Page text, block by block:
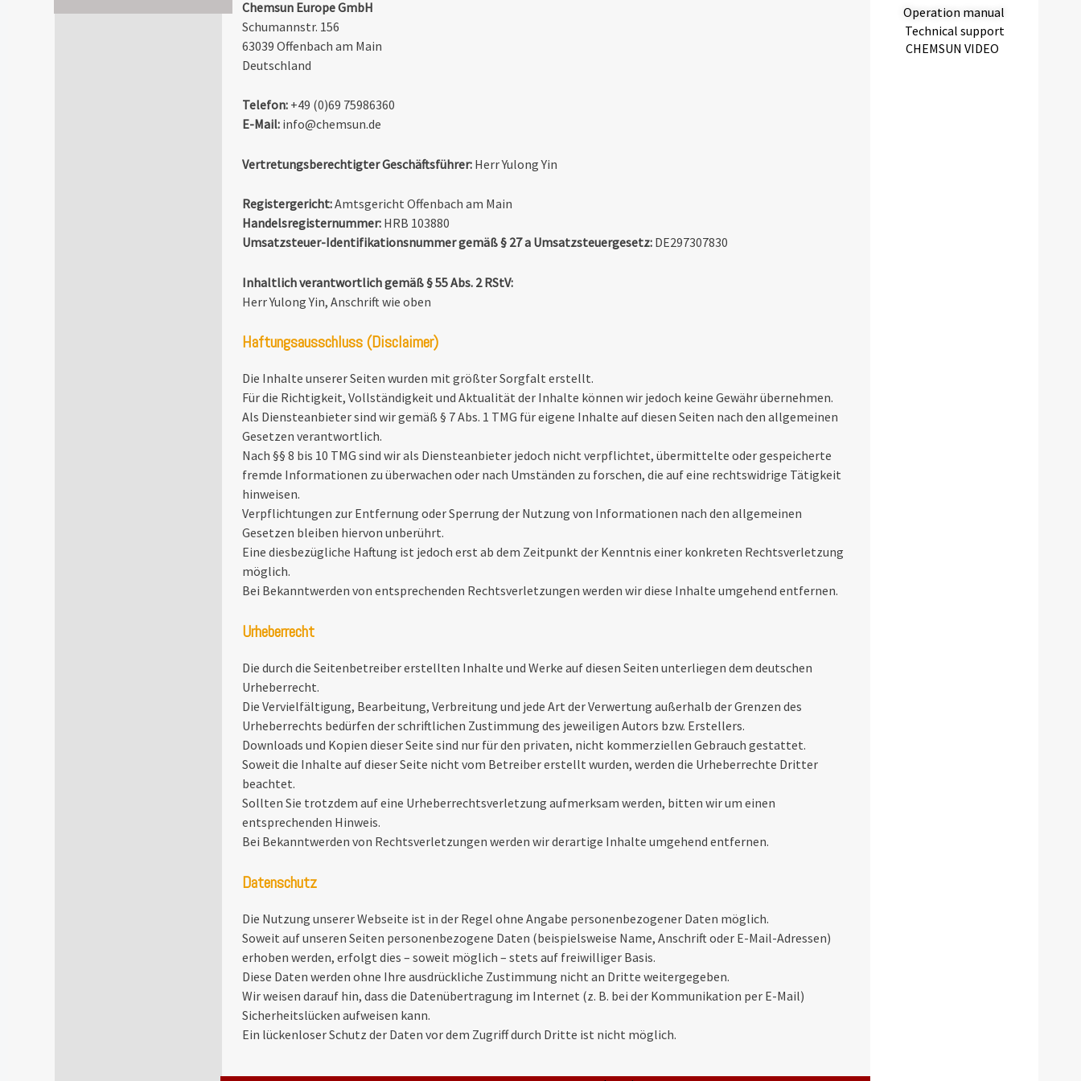
Chemsun Europe GmbH
Schumannstr. 156
63039 Offenbach am Main
Deutschland
Telefon:+49 (0)69 75986360
E-Mail:info@chemsun.de
Vertretungsberechtigter Geschäftsführer:Herr Yulong Yin
Registergericht:Amtsgericht Offenbach am Main
Handelsregisternummer:HRB 103880
Umsatzsteuer-Identifikationsnummer gemäß § 27 a Umsatzsteuergesetz:DE297307830
Inhaltlich verantwortlich gemäß § 55 Abs. 2 RStV:
Herr Yulong Yin, Anschrift wie oben
Haftungsausschluss (Disclaimer)
Die Inhalte unserer Seiten wurden mit größter Sorgfalt erstellt.
Für die Richtigkeit, Vollständigkeit und Aktualität der Inhalte können wir jedoch keine Gewähr übernehmen.
Als Diensteanbieter sind wir gemäß § 7 Abs. 1 TMG für eigene Inhalte auf diesen Seiten nach den allgemeinen
Gesetzen verantwortlich.
Nach §§ 8 bis 10 TMG sind wir als Diensteanbieter jedoch nicht verpflichtet, übermittelte oder gespeicherte
fremde Informationen zu überwachen oder nach Umständen zu forschen, die auf eine rechtswidrige Tätigkeit
hinweisen.
Verpflichtungen zur Entfernung oder Sperrung der Nutzung von Informationen nach den allgemeinen
Gesetzen bleiben hiervon unberührt.
Eine diesbezügliche Haftung ist jedoch erst ab dem Zeitpunkt der Kenntnis einer konkreten Rechtsverletzung
möglich.
Bei Bekanntwerden von entsprechenden Rechtsverletzungen werden wir diese Inhalte umgehend entfernen.
Urheberrecht
Die durch die Seitenbetreiber erstellten Inhalte und Werke auf diesen Seiten unterliegen dem deutschen
Urheberrecht.
Die Vervielfältigung, Bearbeitung, Verbreitung und jede Art der Verwertung außerhalb der Grenzen des
Urheberrechts bedürfen der schriftlichen Zustimmung des jeweiligen Autors bzw. Erstellers.
Downloads und Kopien dieser Seite sind nur für den privaten, nicht kommerziellen Gebrauch gestattet.
Soweit die Inhalte auf dieser Seite nicht vom Betreiber erstellt wurden, werden die Urheberrechte Dritter
beachtet.
Sollten Sie trotzdem auf eine Urheberrechtsverletzung aufmerksam werden, bitten wir um einen
entsprechenden Hinweis.
Bei Bekanntwerden von Rechtsverletzungen werden wir derartige Inhalte umgehend entfernen.
Datenschutz
Die Nutzung unserer Webseite ist in der Regel ohne Angabe personenbezogener Daten möglich.
Soweit auf unseren Seiten personenbezogene Daten (beispielsweise Name, Anschrift oder E-Mail-Adressen)
erhoben werden, erfolgt dies – soweit möglich – stets auf freiwilliger Basis.
Diese Daten werden ohne Ihre ausdrückliche Zustimmung nicht an Dritte weitergegeben.
Wir weisen darauf hin, dass die Datenübertragung im Internet (z. B. bei der Kommunikation per E-Mail)
Sicherheitslücken aufweisen kann.
Ein lückenloser Schutz der Daten vor dem Zugriff durch Dritte ist nicht möglich.
Operation manual
Technical support
CHEMSUN VIDEO